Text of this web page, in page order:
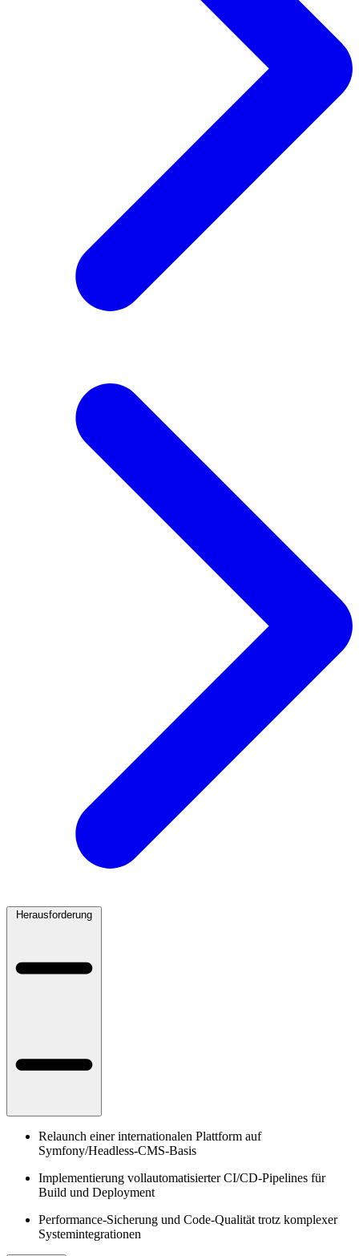
Herausforderung
Relaunch einer internationalen Plattform auf
Symfony/Headless-CMS-Basis
Implementierung vollautomatisierter CI/CD-Pipelines für
Build und Deployment
Performance-Sicherung und Code-Qualität trotz komplexer
Systemintegrationen